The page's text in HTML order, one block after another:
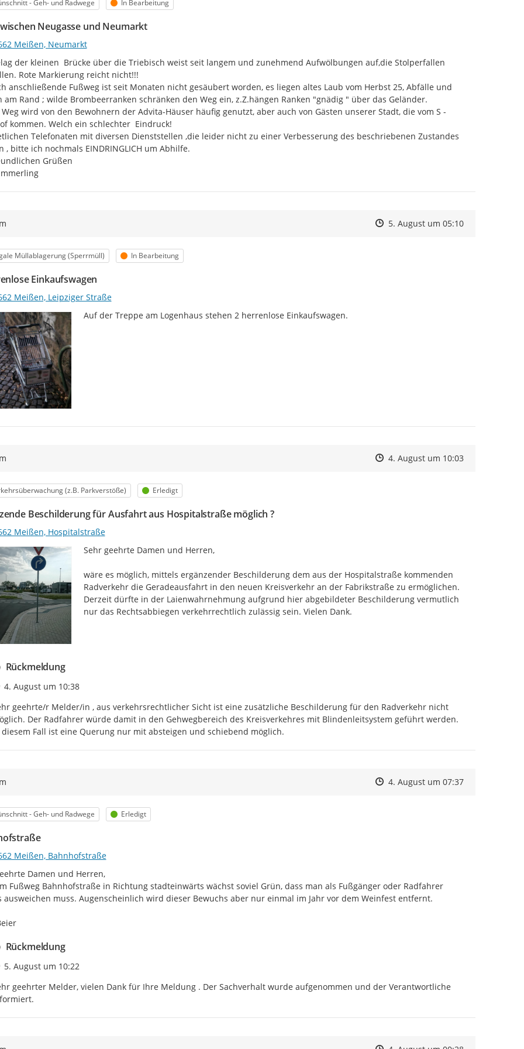
- Geh- und Radwege Status
In Bearbeitung
Neugasse und Neumarkt
Meißen, Neumarkt
der kleinen  Brücke über die Triebisch weist seit langem und zunehmend Aufwölbungen auf,die Stolperfallen
Rote Markierung reicht nicht!!!
anschließende Fußweg ist seit Monaten nicht gesäubert worden, es liegen altes Laub vom Herbst 25, Abfälle und
am Rand ; wilde Brombeerranken schränken den Weg ein, z.Z.hängen Ranken "gnädig " über das Geländer.
Weg wird von den Bewohnern der Advita-Häuser häufig genutzt, aber auch von Gästen unserer Stadt, die vom S -
kommen. Welch ein schlechter  Eindruck!
Telefonaten mit diversen Dienststellen ,die leider nicht zu einer Verbesserung des beschriebenen Zustandes
, bitte ich nochmals EINDRINGLICH um Abhilfe.
Grüßen
Zeitpunkt des Erstellens
Zeitpunkt des Erstellens
5. August um 05:10Zur Äußerung
Müllablagerung (Sperrmüll) Status
In Bearbeitung
Einkaufswagen
Meißen, Leipziger Straße
Auf der Treppe am Logenhaus stehen 2 herrenlose Einkaufswagen.
Zeitpunkt des Erstellens
Zeitpunkt des Erstellens
4. August um 10:03Zur Äußerung
(z.B. Parkverstöße) Status
Erledigt
Beschilderung für Ausfahrt aus Hospitalstraße möglich ?
Meißen, Hospitalstraße
Sehr geehrte Damen und Herren,
wäre es möglich, mittels ergänzender Beschilderung dem aus der Hospitalstraße kommenden
Radverkehr die Geradeausfahrt in den neuen Kreisverkehr an der Fabrikstraße zu ermöglichen.
Derzeit dürfte in der Laienwahrnehmung aufgrund hier abgebildeter Beschilderung vermutlich
nur das Rechtsabbiegen verkehrrechtlich zulässig sein. Vielen Dank.
Rückmeldung
Zeitpunkt des Erstellens
4. August um 10:38
geehrte/r Melder/in , aus verkehrsrechtlicher Sicht ist eine zusätzliche Beschilderung für den Radverkehr nicht
Der Radfahrer würde damit in den Gehwegbereich des Kreisverkehres mit Blindenleitsystem geführt werden.
diesem Fall ist eine Querung nur mit absteigen und schiebend möglich.
Zeitpunkt des Erstellens
Zeitpunkt des Erstellens
4. August um 07:37Zur Äußerung
- Geh- und Radwege Status
Erledigt
Meißen, Bahnhofstraße
Damen und Herren,
Fußweg Bahnhofstraße in Richtung stadteinwärts wächst soviel Grün, dass man als Fußgänger oder Radfahrer
ausweichen muss. Augenscheinlich wird dieser Bewuchs aber nur einmal im Jahr vor dem Weinfest entfernt.
Rückmeldung
Zeitpunkt des Erstellens
5. August um 10:22
geehrter Melder, vielen Dank für Ihre Meldung . Der Sachverhalt wurde aufgenommen und der Verantwortliche